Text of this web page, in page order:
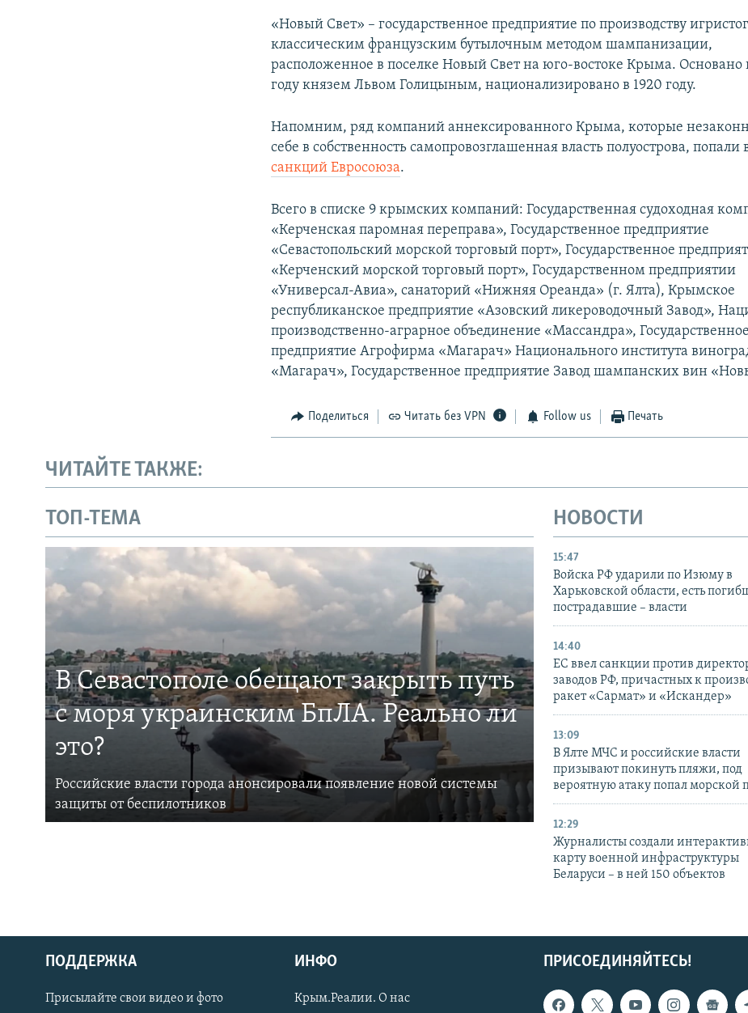
Українською
«Новый Свет» – государственное предприятие по производству
классическим французским бутылочным методом шампанизации,
расположенное в поселке Новый Свет на юго-востоке Крыма. Основано
году князем Львом Голицыным, национализировано в 1920 году.
Напомним, ряд компаний аннексированного Крыма, которые
себе в собственность самопровозглашенная власть полуострова, попали
санкций Евросоюза.
Всего в списке 9 крымских компаний: Государственная судоходная
«Керченская паромная переправа», Государственное предприятие
«Севастопольский морской торговый порт», Государственное
«Керченский морской торговый порт», Государственном предприятии
«Универсал-Авиа», санаторий «Нижняя Ореанда» (г. Ялта), Крымское
республиканское предприятие «Азовский ликероводочный Завод»,
производственно-аграрное объединение «Массандра», Государственное
предприятие Агрофирма «Магарач» Национального института
«Магарач», Государственное предприятие Завод шампанских вин
Поделиться Читать без VPN Follow us Печать
ЧИТАЙТЕ ТАКЖЕ:
ТОП-ТЕМА
В Севастополе обещают закрыть путь
с моря украинским БпЛА. Реально ли
это?
Российские власти города анонсировали появление новой системы
защиты от беспилотников
НОВОСТИ
15:47
Войска РФ ударили по Изюму в
Харьковской области, есть
пострадавшие – власти
14:40
ЕС ввел санкции против
заводов РФ, причастных к
ракет «Сармат» и «Искандер»
13:09
В Ялте МЧС и российские власти
призывают покинуть пляжи, под
вероятную атаку попал морской
12:29
Журналисты создали
карту военной инфраструктуры
Беларуси – в ней 150 объектов
ПРИСОЕДИНЯЙТЕСЬ!
ПОДДЕРЖКА
Присылайте свои видео и фото
ИНФО
Крым.Реалии. О нас